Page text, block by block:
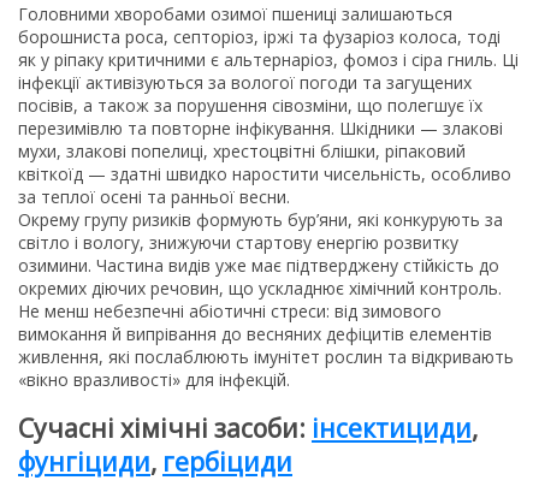
Головними хворобами озимої пшениці залишаються
борошниста роса, септоріоз, іржі та фузаріоз колоса, тоді
як у ріпаку критичними є альтернаріоз, фомоз і сіра гниль. Ці
інфекції активізуються за вологої погоди та загущених
посівів, а також за порушення сівозміни, що полегшує їх
перезимівлю та повторне інфікування. Шкідники — злакові
мухи, злакові попелиці, хрестоцвітні блішки, ріпаковий
квіткоїд — здатні швидко наростити чисельність, особливо
за теплої осені та ранньої весни.
Окрему групу ризиків формують бур’яни, які конкурують за
світло і вологу, знижуючи стартову енергію розвитку
озимини. Частина видів уже має підтверджену стійкість до
окремих діючих речовин, що ускладнює хімічний контроль.
Не менш небезпечні абіотичні стреси: від зимового
вимокання й випрівання до весняних дефіцитів елементів
живлення, які послаблюють імунітет рослин та відкривають
«вікно вразливості» для інфекцій.
Сучасні хімічні засоби: інсектициди,
фунгіциди, гербіциди